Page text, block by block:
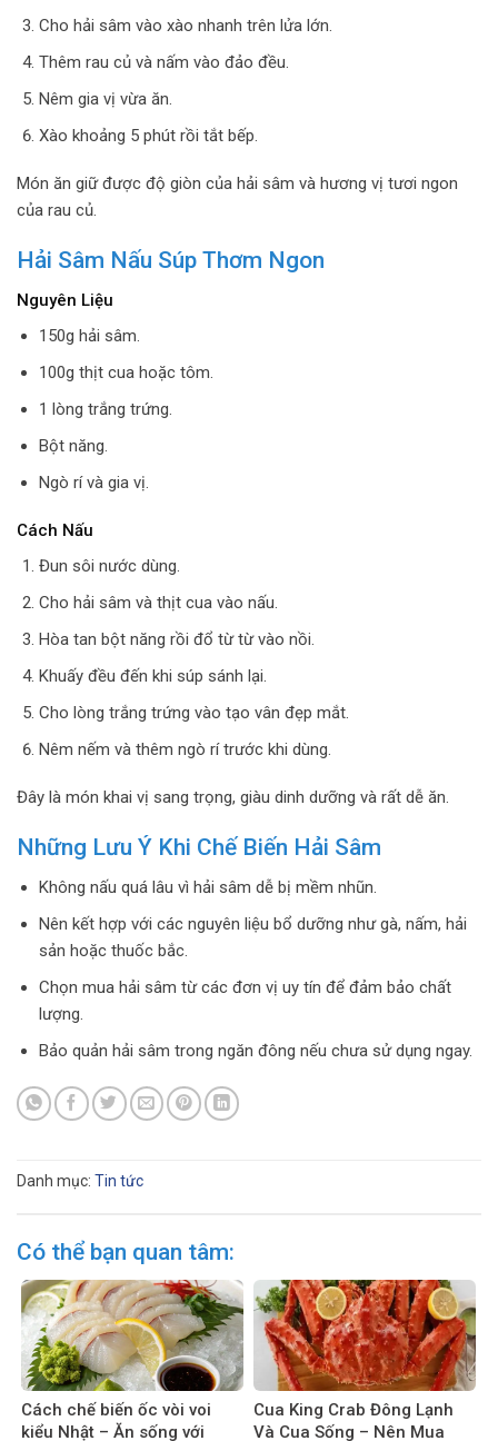
Cho hải sâm vào xào nhanh trên lửa lớn.
Thêm rau củ và nấm vào đảo đều.
Nêm gia vị vừa ăn.
Xào khoảng 5 phút rồi tắt bếp.
Món ăn giữ được độ giòn của hải sâm và hương vị tươi ngon
của rau củ.
Hải Sâm Nấu Súp Thơm Ngon
Nguyên Liệu
150g hải sâm.
100g thịt cua hoặc tôm.
1 lòng trắng trứng.
Bột năng.
Ngò rí và gia vị.
Cách Nấu
Đun sôi nước dùng.
Cho hải sâm và thịt cua vào nấu.
Hòa tan bột năng rồi đổ từ từ vào nồi.
Khuấy đều đến khi súp sánh lại.
Cho lòng trắng trứng vào tạo vân đẹp mắt.
Nêm nếm và thêm ngò rí trước khi dùng.
Đây là món khai vị sang trọng, giàu dinh dưỡng và rất dễ ăn.
Những Lưu Ý Khi Chế Biến Hải Sâm
Không nấu quá lâu vì hải sâm dễ bị mềm nhũn.
Nên kết hợp với các nguyên liệu bổ dưỡng như gà, nấm, hải
sản hoặc thuốc bắc.
Chọn mua hải sâm từ các đơn vị uy tín để đảm bảo chất
lượng.
Bảo quản hải sâm trong ngăn đông nếu chưa sử dụng ngay.
Danh mục: Tin tức
Có thể bạn quan tâm:
Cách chế biến ốc vòi voi
kiểu Nhật – Ăn sống với
Cua King Crab Đông Lạnh
Và Cua Sống – Nên Mua